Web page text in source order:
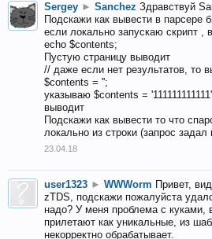
Sergey ► Sanchez Здравствуй
Подскажи как вывести в парсере
если локально запускаю скрипт ,
echo $contents;
Пустую страницу выводит
// даже если нет результатов, то
$contents = '';
указываю $contents =
выводит
Подскажи как вывести то что
локально из строки (запрос задал
23.04.18
user1323 ► WWWorm Привет,
zTDS, подскажи пожалуйста
надо? У меня проблема с куками,
прилетают как уникальные, из
некорректно обрабатывает.